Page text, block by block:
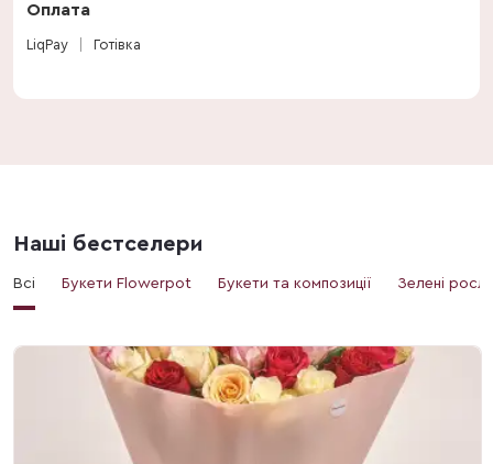
Оплата
LiqPay Готівка
Наші бестселери
Всі Букети Flowerpot Букети та композиції Зелені